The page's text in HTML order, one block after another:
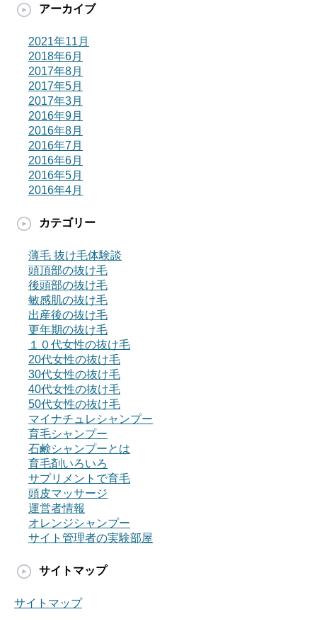
アーカイブ
2021年11月
2018年6月
2017年8月
2017年5月
2017年3月
2016年9月
2016年8月
2016年7月
2016年6月
2016年5月
2016年4月
カテゴリー
薄毛 抜け毛体験談
頭頂部の抜け毛
後頭部の抜け毛
敏感肌の抜け毛
出産後の抜け毛
更年期の抜け毛
１０代女性の抜け毛
20代女性の抜け毛
30代女性の抜け毛
40代女性の抜け毛
50代女性の抜け毛
マイナチュレシャンプー
育毛シャンプー
石鹸シャンプーとは
育毛剤いろいろ
サプリメントで育毛
頭皮マッサージ
運営者情報
オレンジシャンプー
サイト管理者の実験部屋
サイトマップ
サイトマップ